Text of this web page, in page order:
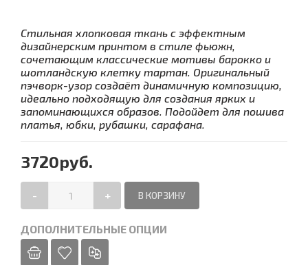
Стильная хлопковая ткань с эффектным
дизайнерским принтом в стиле фьюжн,
сочетающим классические мотивы барокко и
шотландскую клетку тартан. Оригинальный
пэчворк-узор создаёт динамичную композицию,
идеально подходящую для создания ярких и
запоминающихся образов. Подойдет для пошива
платья, юбки, рубашки, сарафана.
3720руб.
- +
ДОПОЛНИТЕЛЬНЫЕ ОПЦИИ